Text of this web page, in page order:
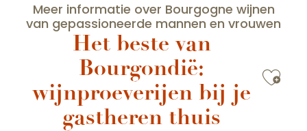
Meer informatie over Bourgogne wijnen
van gepassioneerde mannen en vrouwen
Het beste van
Bourgondië:
wijnproeverijen bij je
gastheren thuis